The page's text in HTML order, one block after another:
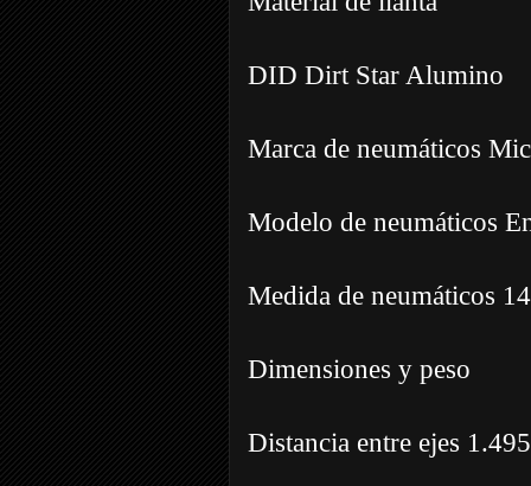
DID Dirt Star Alumino
Marca de neumáticos
Modelo de neumáticos
Medida de neumáticos
Dimensiones y peso
Distancia entre ejes